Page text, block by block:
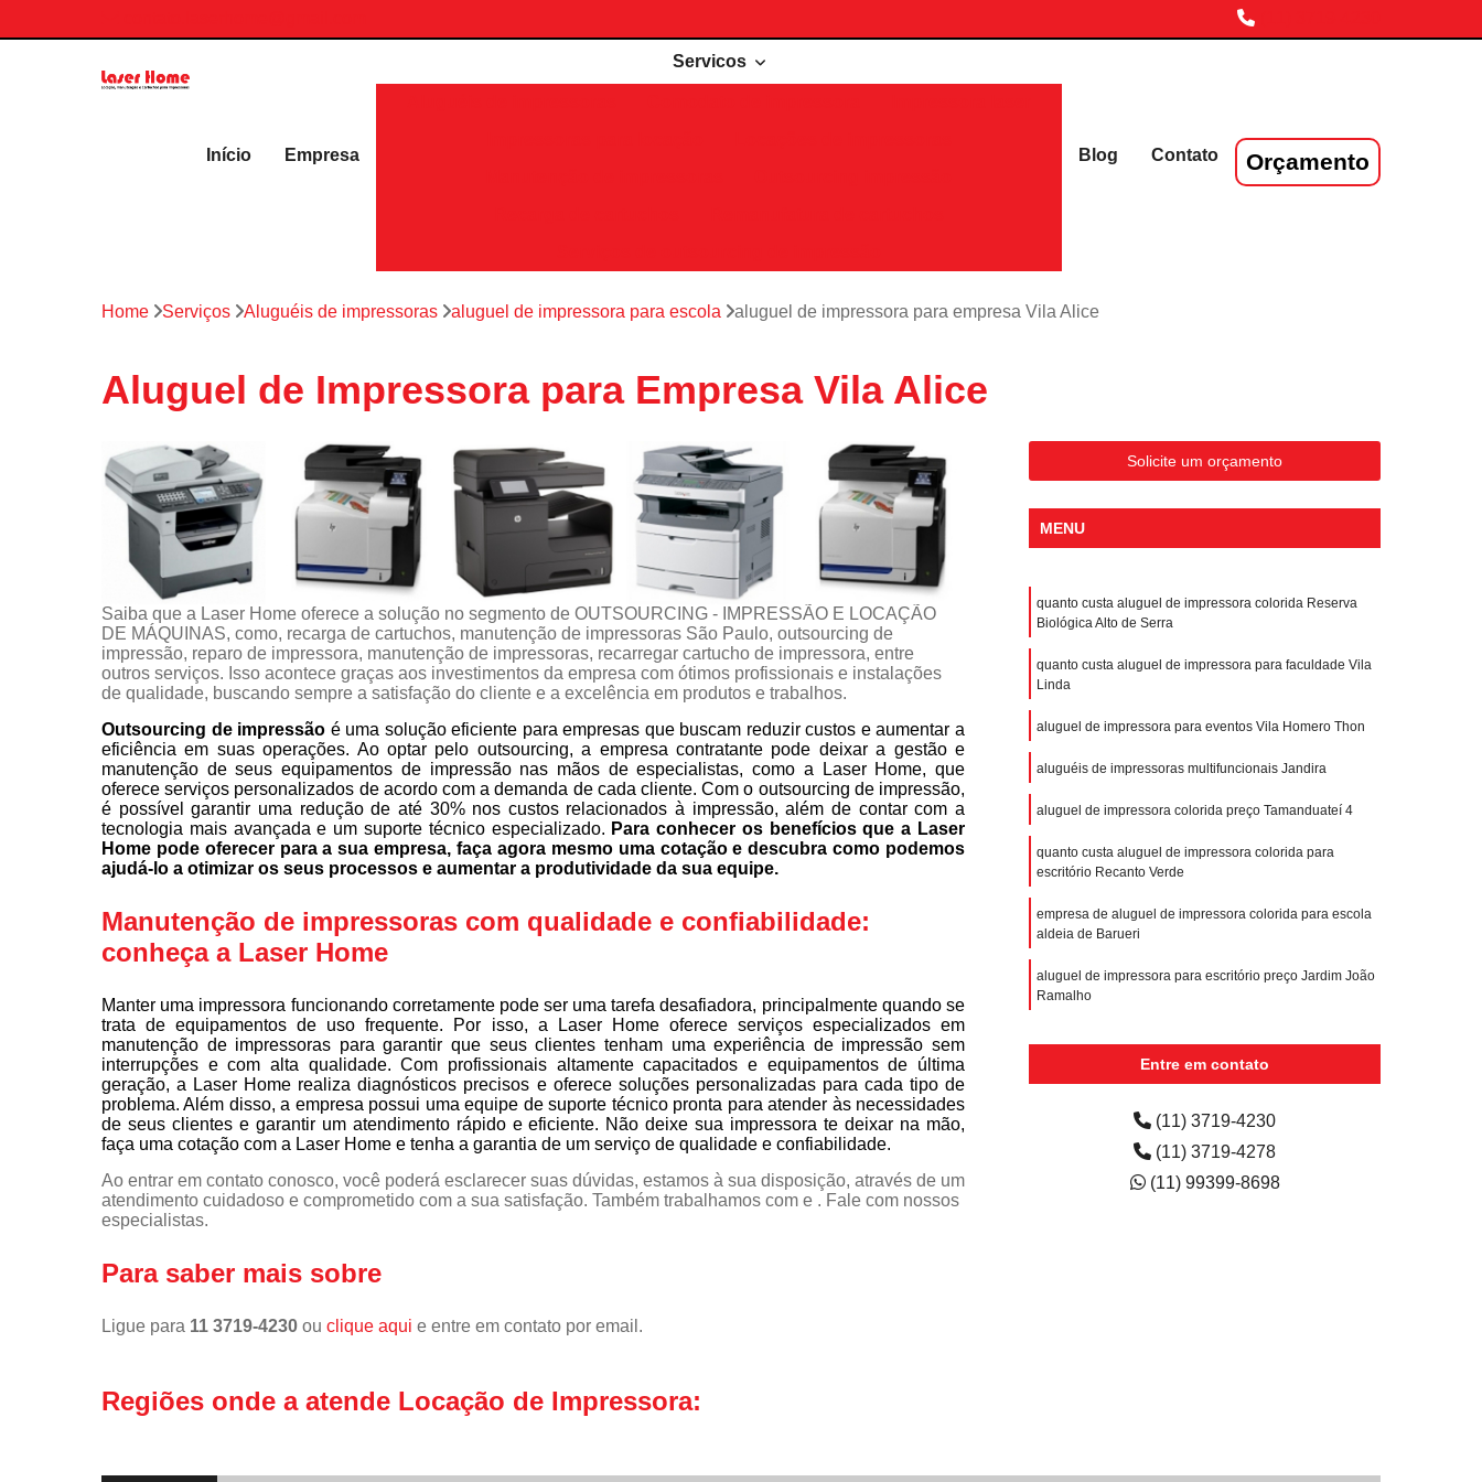
Início Empresa
Servicos
Blog Contato Orçamento
Home Serviços Aluguéis de impressoras aluguel de impressora para escola aluguel de impressora para empresa Vila Alice
Aluguel de Impressora para Empresa Vila Alice
Saiba que a Laser Home oferece a solução no segmento de OUTSOURCING - IMPRESSÃO E LOCAÇÃO
DE MÁQUINAS, como, recarga de cartuchos, manutenção de impressoras São Paulo, outsourcing de
impressão, reparo de impressora, manutenção de impressoras, recarregar cartucho de impressora, entre
outros serviços. Isso acontece graças aos investimentos da empresa com ótimos profissionais e instalações
de qualidade, buscando sempre a satisfação do cliente e a excelência em produtos e trabalhos.
Outsourcing de impressão é uma solução eficiente para empresas que buscam reduzir custos e aumentar a
eficiência em suas operações. Ao optar pelo outsourcing, a empresa contratante pode deixar a gestão e
manutenção de seus equipamentos de impressão nas mãos de especialistas, como a Laser Home, que
oferece serviços personalizados de acordo com a demanda de cada cliente. Com o outsourcing de impressão,
é possível garantir uma redução de até 30% nos custos relacionados à impressão, além de contar com a
tecnologia mais avançada e um suporte técnico especializado. Para conhecer os benefícios que a Laser
Home pode oferecer para a sua empresa, faça agora mesmo uma cotação e descubra como podemos
ajudá-lo a otimizar os seus processos e aumentar a produtividade da sua equipe.
Manutenção de impressoras com qualidade e confiabilidade:
conheça a Laser Home
Manter uma impressora funcionando corretamente pode ser uma tarefa desafiadora, principalmente quando se
trata de equipamentos de uso frequente. Por isso, a Laser Home oferece serviços especializados em
manutenção de impressoras para garantir que seus clientes tenham uma experiência de impressão sem
interrupções e com alta qualidade. Com profissionais altamente capacitados e equipamentos de última
geração, a Laser Home realiza diagnósticos precisos e oferece soluções personalizadas para cada tipo de
problema. Além disso, a empresa possui uma equipe de suporte técnico pronta para atender às necessidades
de seus clientes e garantir um atendimento rápido e eficiente. Não deixe sua impressora te deixar na mão,
faça uma cotação com a Laser Home e tenha a garantia de um serviço de qualidade e confiabilidade.
Ao entrar em contato conosco, você poderá esclarecer suas dúvidas, estamos à sua disposição, através de um
atendimento cuidadoso e comprometido com a sua satisfação. Também trabalhamos com e . Fale com nossos
especialistas.
Para saber mais sobre
Ligue para 11 3719-4230 ou clique aqui e entre em contato por email.
Solicite um orçamento
MENU
quanto custa aluguel de impressora colorida Reserva
Biológica Alto de Serra
quanto custa aluguel de impressora para faculdade Vila
Linda
aluguel de impressora para eventos Vila Homero Thon
aluguéis de impressoras multifuncionais Jandira
aluguel de impressora colorida preço Tamanduateí 4
quanto custa aluguel de impressora colorida para
escritório Recanto Verde
empresa de aluguel de impressora colorida para escola
aldeia de Barueri
aluguel de impressora para escritório preço Jardim João
Ramalho
Entre em contato
(11) 3719-4230
(11) 3719-4278
(11) 99399-8698
Regiões onde a atende Locação de Impressora: